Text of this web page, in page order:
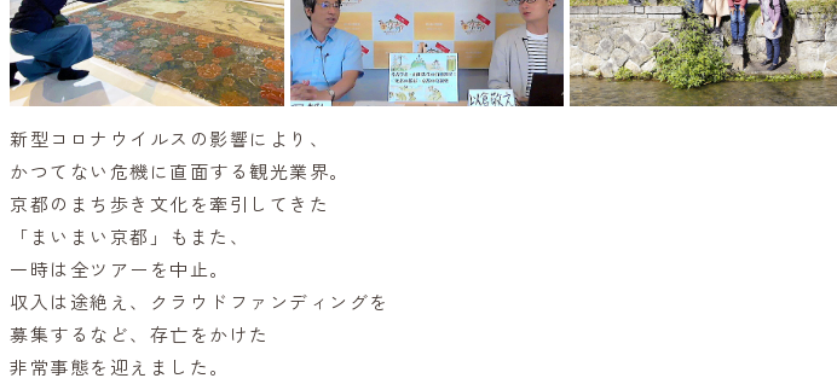
新型コロナウイルスの影響により、
かつてない危機に直面する観光業界。
京都のまち歩き文化を牽引してきた
「まいまい京都」もまた、
一時は全ツアーを中止。
収入は途絶え、クラウドファンディングを
募集するなど、存亡をかけた
非常事態を迎えました。